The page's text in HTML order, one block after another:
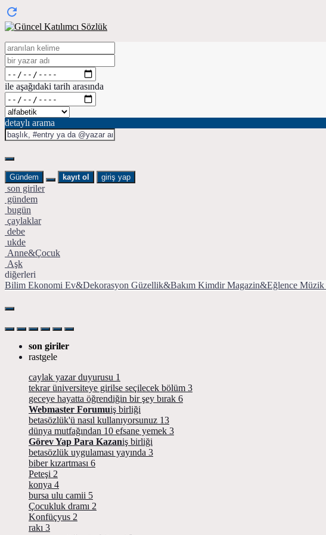
ile aşağıdaki tarih arasında
detaylı arama
Gündem kayıt ol giriş yap
son giriler
gündem
bugün
çaylaklar
debe
ukde
Anne&Çocuk
Aşk
diğerleri
Bilim Ekonomi Ev&Dekorasyon Güzellik&Bakım Kimdir Magazin&Eğlence Müzik
son giriler
rastgele
caylak yazar duyurusu 1
tekrar üniversiteye girilse seçilecek bölüm 3
geceye hayatta öğrendiğin bir şey bırak 6
Webmaster Forumuiş birliği
betasözlük'ü nasıl kullanıyorsunuz 13
dünya mutfağından 10 efsane yemek 3
Görev Yap Para Kazaniş birliği
betasözlük uygulaması yayında 3
biber kızartması 6
Peteşi 2
konya 4
bursa ulu camii 5
Çocukluk dramı 2
Konfüçyus 2
rakı 3